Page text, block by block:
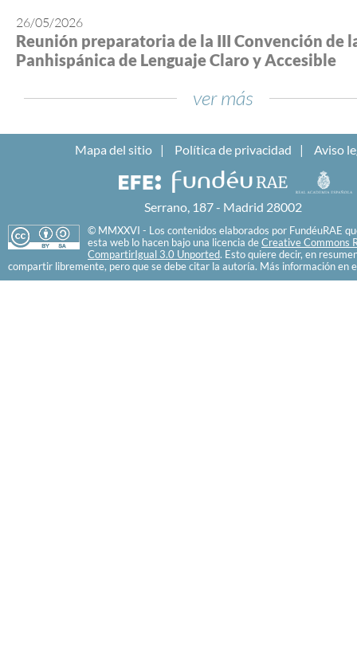
26/05/2026
Reunión preparatoria de la III Convención de
Panhispánica de Lenguaje Claro y Accesible
ver más
Mapa del sitio Política de privacidad Aviso
Serrano, 187 - Madrid 28002
© MMXXVI - Los contenidos elaborados por FundéuRAE
esta web lo hacen bajo una licencia de Creative Commons
CompartirIgual 3.0 Unported. Esto quiere decir, en
compartir libremente, pero que se debe citar la autoría. Más información en